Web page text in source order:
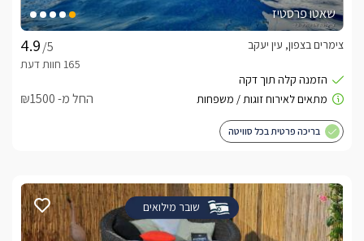
שאטו פרסטיז
/5
צימרים בצפון, עין יעקב
החל מ- ₪1500
בריכה פרטית בכל סוויטה
שובר מילואים